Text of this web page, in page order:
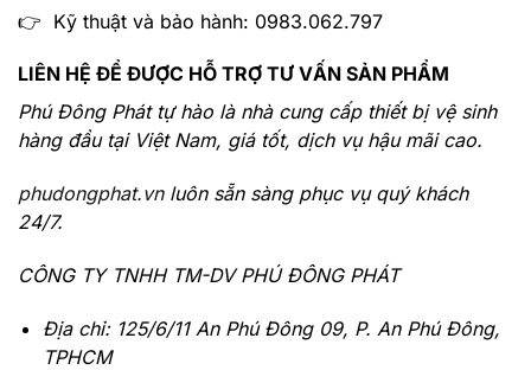
👉 Kỹ thuật và bảo hành: 0983.062.797
LIÊN HỆ ĐỂ ĐƯỢC HỖ TRỢ TƯ VẤN SẢN PHẨM
Phú Đông Phát tự hào là nhà cung cấp thiết bị vệ sinh
hàng đầu tại Việt Nam, giá tốt, dịch vụ hậu mãi cao.
phudongphat.vnluôn sẵn sàng phục vụ quý khách
24/7.
CÔNG TY TNHH TM-DV PHÚ ĐÔNG PHÁT
Địa chỉ: 125/6/11 An Phú Đông 09, P. An Phú Đông,
TPHCM